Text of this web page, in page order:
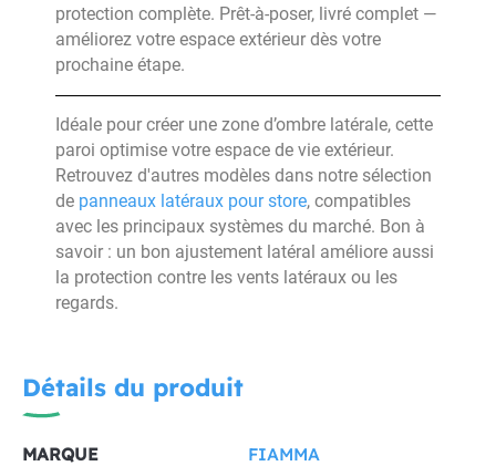
protection complète. Prêt-à-poser, livré complet —
améliorez votre espace extérieur dès votre
prochaine étape.
Idéale pour créer une zone d’ombre latérale, cette
paroi optimise votre espace de vie extérieur.
Retrouvez d'autres modèles dans notre sélection
de panneaux latéraux pour store, compatibles
avec les principaux systèmes du marché. Bon à
savoir : un bon ajustement latéral améliore aussi
la protection contre les vents latéraux ou les
regards.
Détails du produit
MARQUE FIAMMA